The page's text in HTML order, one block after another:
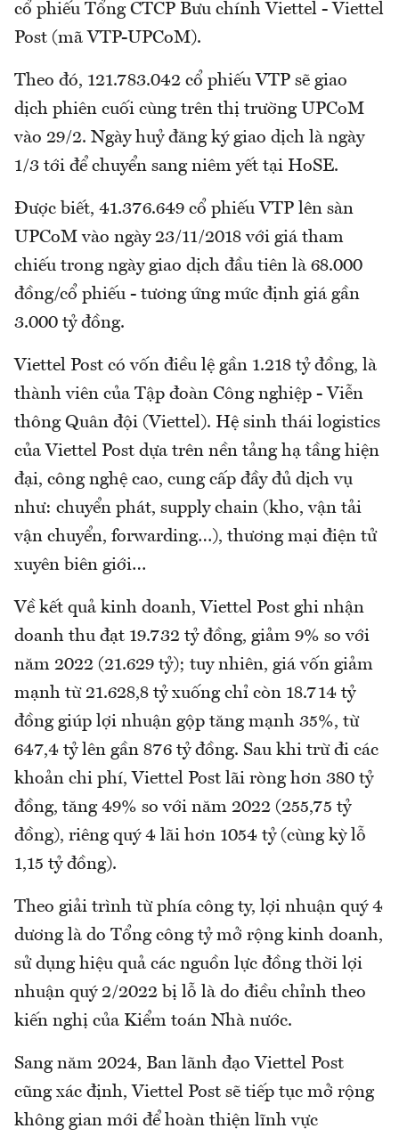
cổ phiếu Tổng CTCP Bưu chính Viettel - Viettel
Post (mã VTP-UPCoM).
Theo đó, 121.783.042 cổ phiếu VTP sẽ giao
dịch phiên cuối cùng trên thị trường UPCoM
vào 29/2. Ngày huỷ đăng ký giao dịch là ngày
1/3 tới để chuyển sang niêm yết tại HoSE.
Được biết, 41.376.649 cổ phiếu VTP lên sàn
UPCoM vào ngày 23/11/2018 với giá tham
chiếu trong ngày giao dịch đầu tiên là 68.000
đồng/cổ phiếu - tương ứng mức định giá gần
3.000 tỷ đồng.
Viettel Post có vốn điều lệ gần 1.218 tỷ đồng, là
thành viên của Tập đoàn Công nghiệp - Viễn
thông Quân đội (Viettel). Hệ sinh thái logistics
của Viettel Post dựa trên nền tảng hạ tầng hiện
đại, công nghệ cao, cung cấp đầy đủ dịch vụ
như: chuyển phát, supply chain (kho, vận tải
vận chuyển, forwarding…), thương mại điện tử
xuyên biên giới…
Về kết quả kinh doanh, Viettel Post ghi nhận
doanh thu đạt 19.732 tỷ đồng, giảm 9% so với
năm 2022 (21.629 tỷ); tuy nhiên, giá vốn giảm
mạnh từ 21.628,8 tỷ xuống chỉ còn 18.714 tỷ
đồng giúp lợi nhuận gộp tăng mạnh 35%, từ
647,4 tỷ lên gần 876 tỷ đồng. Sau khi trừ đi các
khoản chi phí, Viettel Post lãi ròng hơn 380 tỷ
đồng, tăng 49% so với năm 2022 (255,75 tỷ
đồng), riêng quý 4 lãi hơn 1054 tỷ (cùng kỳ lỗ
1,15 tỷ đồng).
Theo giải trình từ phía công ty, lợi nhuận quý 4
dương là do Tổng công tỷ mở rộng kinh doanh,
sử dụng hiệu quả các nguồn lực đồng thời lợi
nhuận quý 2/2022 bị lỗ là do điều chỉnh theo
kiến nghị của Kiểm toán Nhà nước.
Sang năm 2024, Ban lãnh đạo Viettel Post
cũng xác định, Viettel Post sẽ tiếp tục mở rộng
không gian mới để hoàn thiện lĩnh vực